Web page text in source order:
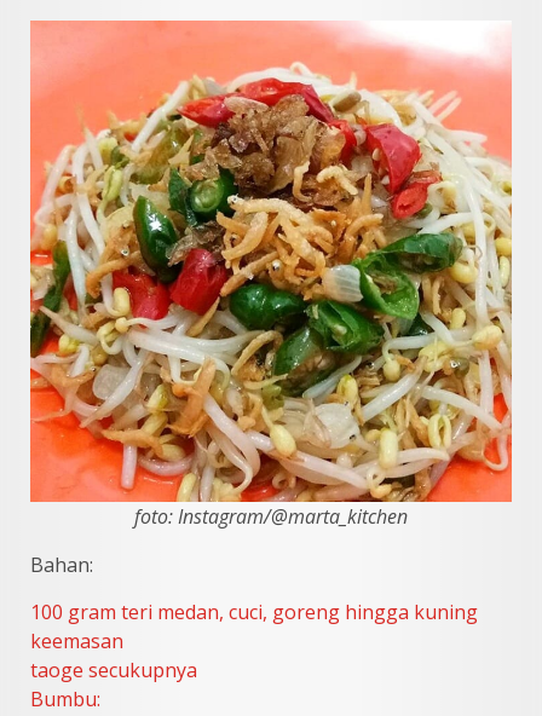
foto: Instagram/@marta_kitchen
Bahan:
100 gram teri medan, cuci, goreng hingga kuning
keemasan
taoge secukupnya
Bumbu: